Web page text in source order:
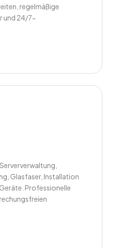
regelmäßige
und 24/7-
Glasfaser, Installation
Professionelle